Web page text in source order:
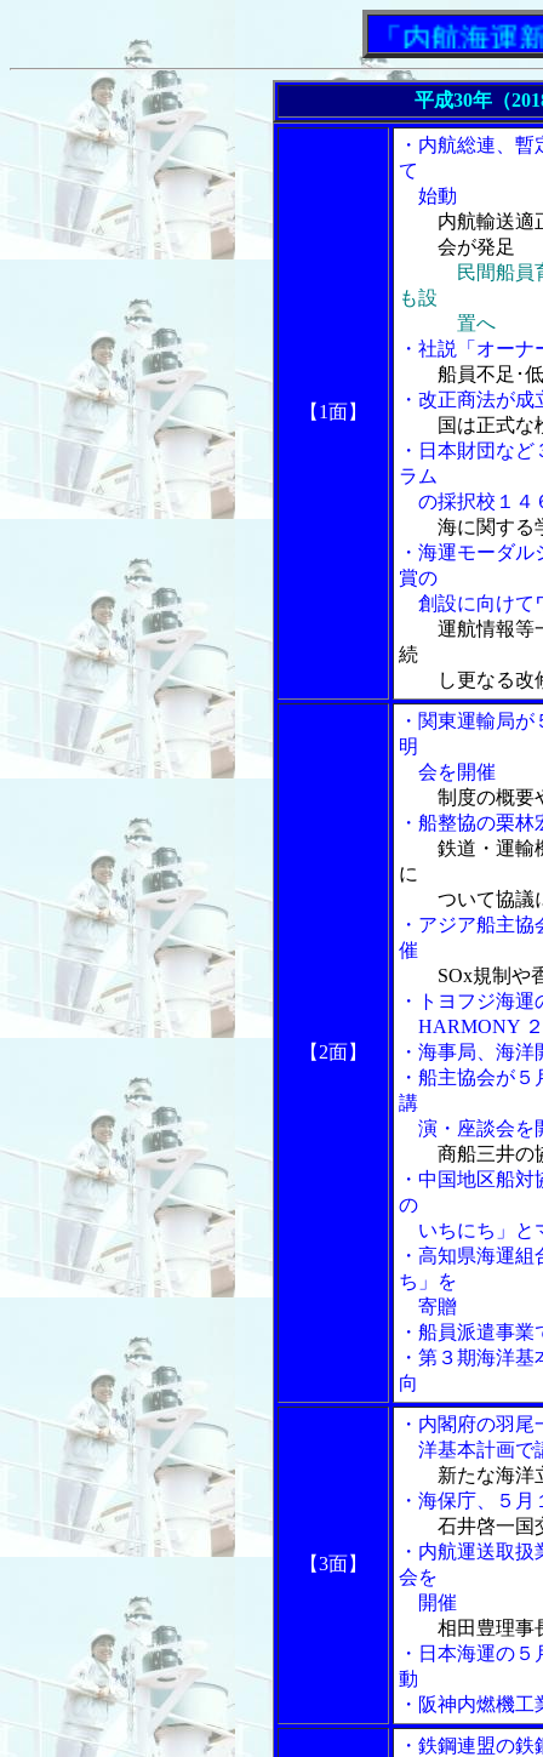
「内航海運新聞
平成30年（
【1面】
・内航総連、
て
始動
内航輸送適
会が発足
民間船員
も設
置へ
・社説「オー
船員不足･
・改正商法が
国は正式な
・日本財団な
ラム
の採択校１４
海に関する
・海運モーダ
賞の
創設に向けて
運航情報等
続
し更なる改
【2面】
・関東運輸局
明
会を開催
制度の概要
・船整協の栗
鉄道・運輸
に
ついて協議
・アジア船主
催
SOx規制や
・トヨフジ海
HARMONY ２
・海事局、海
・船主協会が
講
演・座談会を
商船三井の
・中国地区船
の
いちにち」と
・高知県海運
ち」を
寄贈
・船員派遣事
・第３期海洋
向
【3面】
・内閣府の羽
洋基本計画で
新たな海洋
・海保庁、５
石井啓一国
・内航運送取
会を
開催
相田豊理事
・日本海運の
動
・阪神内燃機
・鉄鋼連盟の